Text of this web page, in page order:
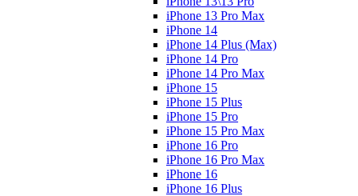
iPhone 13 Pro Max
iPhone 14
iPhone 14 Plus (Max)
iPhone 14 Pro
iPhone 14 Pro Max
iPhone 15
iPhone 15 Plus
iPhone 15 Pro
iPhone 15 Pro Max
iPhone 16 Pro
iPhone 16 Pro Max
iPhone 16
iPhone 16 Plus